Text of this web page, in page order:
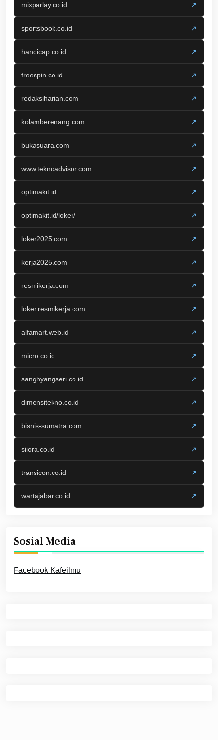
mixparlay.co.id ↗
sportsbook.co.id ↗
handicap.co.id ↗
freespin.co.id ↗
redaksiharian.com ↗
kolamberenang.com ↗
bukasuara.com ↗
www.teknoadvisor.com ↗
optimakit.id ↗
optimakit.id/loker/ ↗
loker2025.com ↗
kerja2025.com ↗
resmikerja.com ↗
loker.resmikerja.com ↗
alfamart.web.id ↗
micro.co.id ↗
sanghyangseri.co.id ↗
dimensitekno.co.id ↗
bisnis-sumatra.com ↗
siiora.co.id ↗
transicon.co.id ↗
wartajabar.co.id ↗
Sosial Media
Facebook Kafeilmu